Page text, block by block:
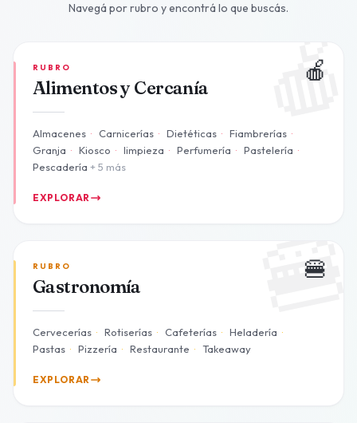
Navegá por rubro y encontrá lo que buscás.
🍎
RUBRO
Alimentos y Cercanía
Almacenes · Carnicerías · Dietéticas · Fiambrerías ·
Granja · Kiosco · limpieza · Perfumería · Pastelería ·
Pescadería + 5 más
EXPLORAR
🍔
RUBRO
Gastronomía
Cervecerías · Rotiserías · Cafeterías · Heladería ·
Pastas · Pizzería · Restaurante · Takeaway
EXPLORAR